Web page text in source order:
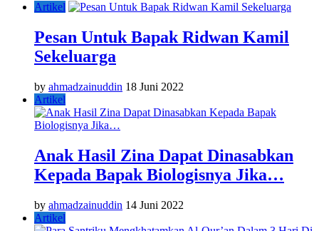
Artikel
Pesan Untuk Bapak Ridwan Kamil
Sekeluarga
by ahmadzainuddin 18 Juni 2022
Artikel
Anak Hasil Zina Dapat Dinasabkan
Kepada Bapak Biologisnya Jika…
by ahmadzainuddin 14 Juni 2022
Artikel